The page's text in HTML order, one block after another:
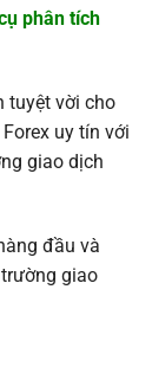
phân tích
tuyệt vời cho
uy tín với
giao dịch
đầu và
giao